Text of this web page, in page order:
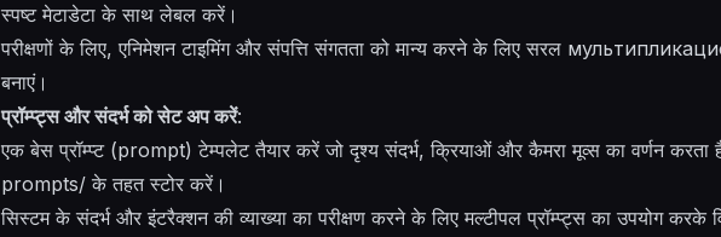
स्पष्ट मेटाडेटा के साथ लेबल करें।
परीक्षणों के लिए, एनिमेशन टाइमिंग और संपत्ति संगतता को मान्य करने के लिए सरल
बनाएं।
प्रॉम्प्ट्स और संदर्भ को सेट अप करें:
एक बेस प्रॉम्प्ट (prompt) टेम्पलेट तैयार करें जो दृश्य संदर्भ, क्रियाओं और कैमरा मूव्स का वर्णन करता
prompts/ के तहत स्टोर करें।
सिस्टम के संदर्भ और इंटरैक्शन की व्याख्या का परीक्षण करने के लिए मल्टीपल प्रॉम्प्ट्स का उपयोग करके